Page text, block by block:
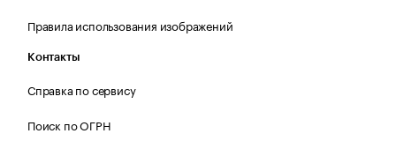
Правила использования изображений
Контакты
Справка по сервису
Поиск по ОГРН